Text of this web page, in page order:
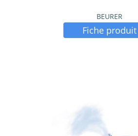
BEURER
Fiche produit